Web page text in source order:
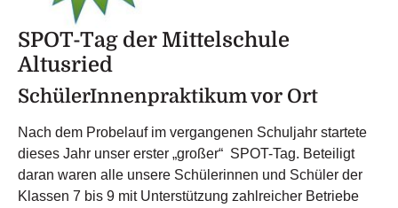
SPOT-Tag der Mittelschule
Altusried
SchülerInnenpraktikum vor Ort
Nach dem Probelauf im vergangenen Schuljahr startete
dieses Jahr unser erster „großer“ SPOT-Tag. Beteiligt
daran waren alle unsere Schülerinnen und Schüler der
Klassen 7 bis 9 mit Unterstützung zahlreicher Betriebe